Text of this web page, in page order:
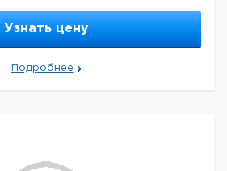
Узнать цену
Подробнее